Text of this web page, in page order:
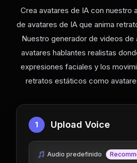
Crea avatares de IA con nuestro
de avatares de IA que anima
Nuestro generador de videos de
avatares hablantes realistas
expresiones faciales y los
retratos estáticos como
1 Upload Voice
Audio predefinido